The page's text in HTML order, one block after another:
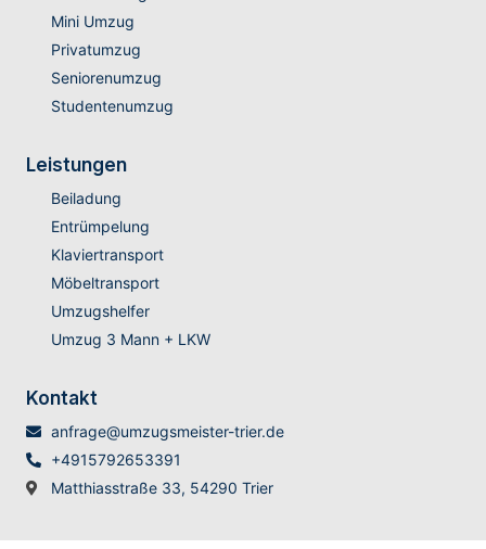
Mini Umzug
Privatumzug
Seniorenumzug
Studentenumzug
Leistungen
Beiladung
Entrümpelung
Klaviertransport
Möbeltransport
Umzugshelfer
Umzug 3 Mann + LKW
Kontakt
anfrage@umzugsmeister-trier.de
+4915792653391
Matthiasstraße 33, 54290 Trier